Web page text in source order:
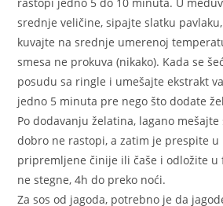
rastopi jedno 5 do 10 minuta. U
srednje veličine, sipajte slatku
kuvajte na srednje umerenoj
smesa ne prokuva (nikako). Kada se
posudu sa ringle i umešajte ekstrakt
jedno 5 minuta pre nego što dodate
Po dodavanju želatina, lagano mešajte
dobro ne rastopi, a zatim je prespite u
pripremljene činije ili čaše i odložite u
ne stegne, 4h do preko noći.
Za sos od jagoda, potrebno je da